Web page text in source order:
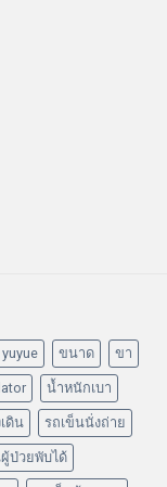
yuyue ขนาด ขา
น้ำหนักเบา
ดิน รถเข็นนั่งถ่าย
ป่วยพับได้